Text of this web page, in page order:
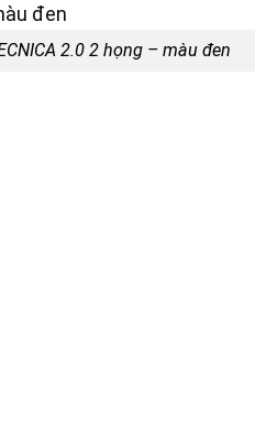
2.0 2 họng – màu đen